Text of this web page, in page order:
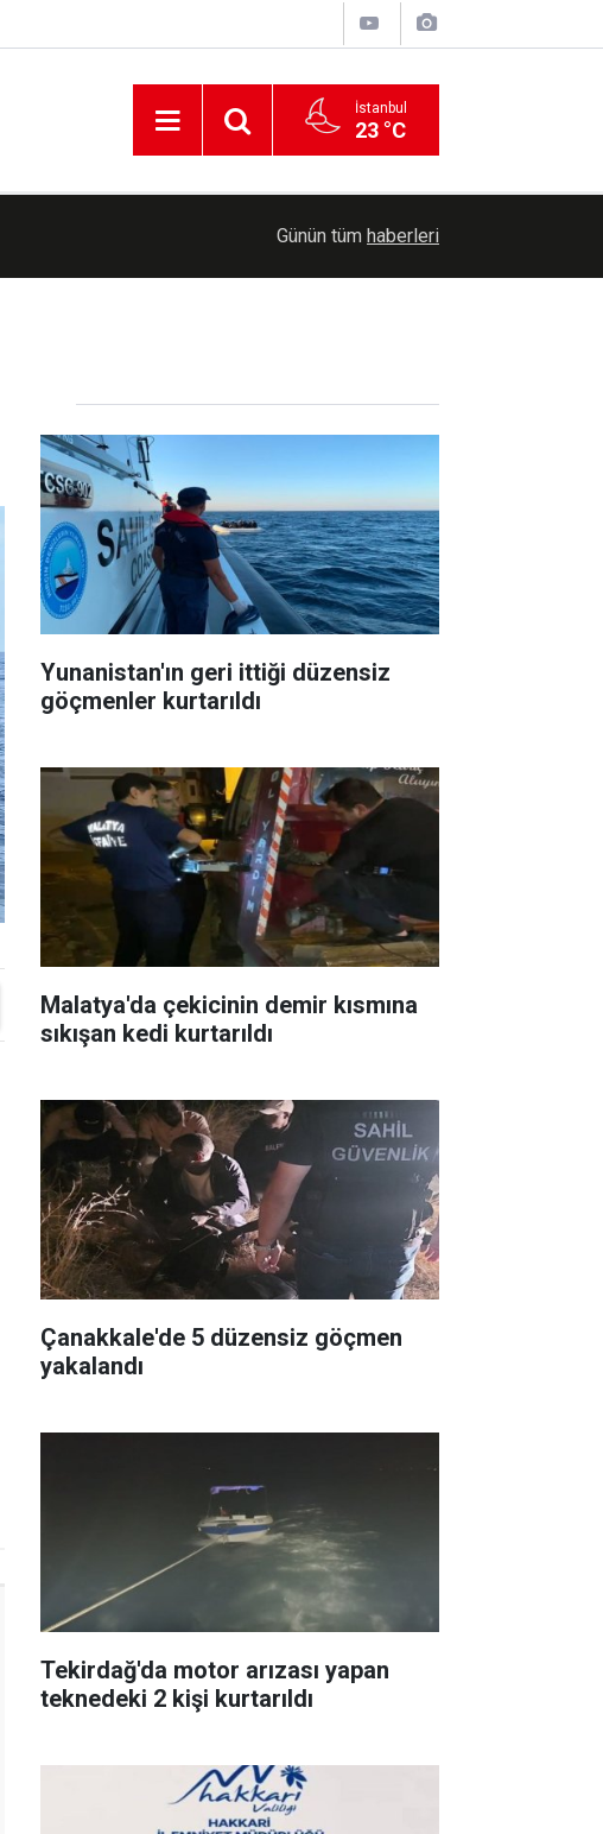
İstanbul
23 °C
Yozgat'ta yeşil mercimek hasadı başladı
Günün tüm haberleri
Yunanistan'ın geri ittiği düzensiz
göçmenler kurtarıldı
Malatya'da çekicinin demir kısmına
sıkışan kedi kurtarıldı
Çanakkale'de 5 düzensiz göçmen
yakalandı
Tekirdağ'da motor arızası yapan
teknedeki 2 kişi kurtarıldı